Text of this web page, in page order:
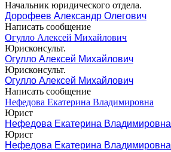
Начальник юридического отдела.
Дорофеев Александр Олегович
Написать сообщение
Огулло Алексей Михайлович
Юрисконсульт.
Огулло Алексей Михайлович
Юрисконсульт.
Огулло Алексей Михайлович
Написать сообщение
Нефедова Екатерина Владимировна
Юрист
Нефедова Екатерина Владимировна
Юрист
Нефедова Екатерина Владимировна